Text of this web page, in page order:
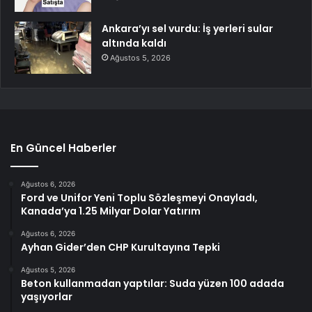
Ankara’yı sel vurdu: İş yerleri sular
altında kaldı
Ağustos 5, 2026
En Güncel Haberler
Ağustos 6, 2026
Ford ve Unifor Yeni Toplu Sözleşmeyi Onayladı,
Kanada’ya 1.25 Milyar Dolar Yatırım
Ağustos 6, 2026
Ayhan Gider’den CHP Kurultayına Tepki
Ağustos 5, 2026
Beton kullanmadan yaptılar: Suda yüzen 100 adada
yaşıyorlar